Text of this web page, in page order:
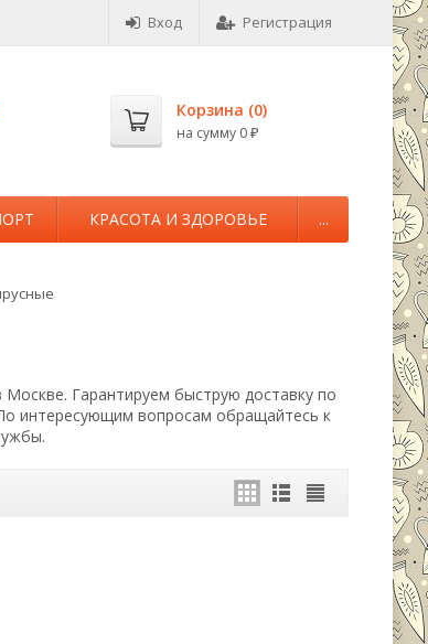
Вход Регистрация
Корзина (0)
на сумму 0 ₽
КРАСОТА И ЗДОРОВЬЕ ...
Гарантируем быструю доставку по
интересующим вопросам обращайтесь к